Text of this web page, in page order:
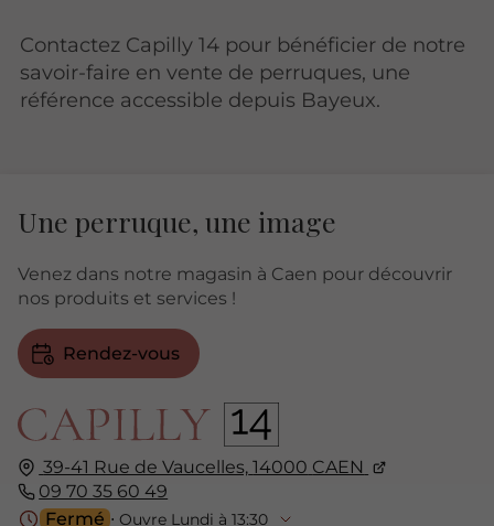
Contactez Capilly 14 pour bénéficier de notre
savoir-faire en vente de perruques, une
référence accessible depuis Bayeux.
39-41 Rue de Vaucelles, 14000 CAEN
09 70 35 60 49
Fermé ⋅ Ouvre Lundi à 13:30
Une perruque, une image
Venez dans notre magasin à Caen pour découvrir
nos produits et services !
Rendez-vous